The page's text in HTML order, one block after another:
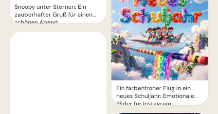
Snoopy unter Sternen: Ein
zauberhafter Gruß für einen
schönen Abend
Ein farbenfroher Flug in ein
neues Schuljahr: Emotionale
Bilder für Instagram